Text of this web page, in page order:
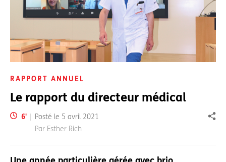
RAPPORT ANNUEL
Le rapport du directeur médical
Temps de lecture:
6' Posté le 5 avril 2021
Par Esther Rich